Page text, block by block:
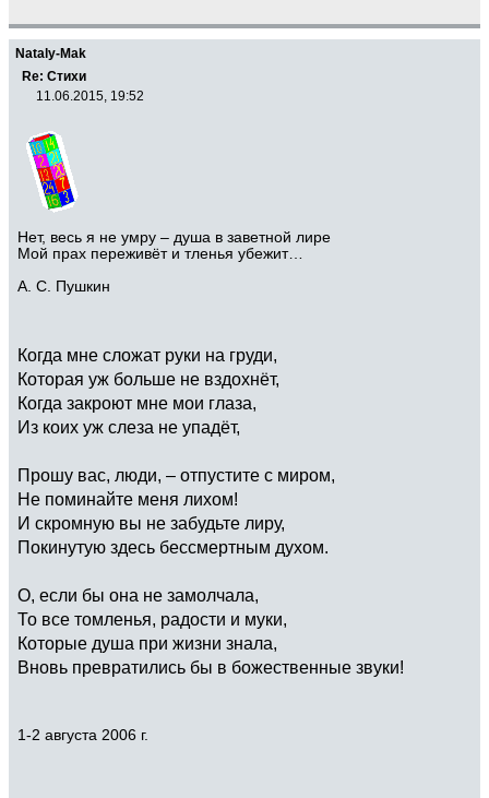
Nataly-Mak
Re: Стихи
11.06.2015, 19:52
Нет, весь я не умру – душа в заветной лире
Мой прах переживёт и тленья убежит…
А. С. Пушкин
Когда мне сложат руки на груди,
Которая уж больше не вздохнёт,
Когда закроют мне мои глаза,
Из коих уж слеза не упадёт,
Прошу вас, люди, – отпустите с миром,
Не поминайте меня лихом!
И скромную вы не забудьте лиру,
Покинутую здесь бессмертным духом.
О, если бы она не замолчала,
То все томленья, радости и муки,
Которые душа при жизни знала,
Вновь превратились бы в божественные звуки!
1-2 августа 2006 г.